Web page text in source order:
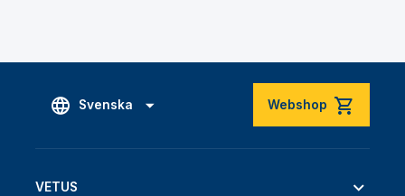
Svenska Webshop
VETUS